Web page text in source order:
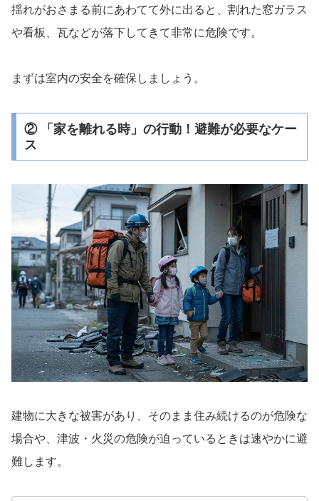
揺れがおさまる前にあわてて外に出ると、割れた窓ガラス
や看板、瓦などが落下してきて非常に危険です。
まずは室内の安全を確保しましょう。
② 「家を離れる時」の行動！避難が必要なケー
ス
建物に大きな被害があり、そのまま住み続けるのが危険な
場合や、津波・火災の危険が迫っているときは速やかに避
難します。